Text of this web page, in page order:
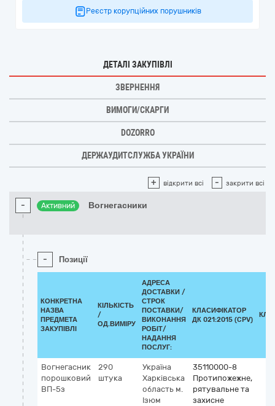
Реєстр корупційних порушників
ДЕТАЛІ ЗАКУПІВЛІ
ЗВЕРНЕННЯ
ВИМОГИ/СКАРГИ
DOZORRO
ДЕРЖАУДИТСЛУЖБА УКРАЇНИ
+ відкрити всі - закрити всі
- Активний Вогнегасники
- Позиції
КОНКРЕТНА
НАЗВА
ПРЕДМЕТА
ЗАКУПІВЛІ
КІЛЬКІСТЬ
/
ОД.ВИМІРУ
АДРЕСА
ДОСТАВКИ /
СТРОК
ПОСТАВКИ/
ВИКОНАННЯ
РОБІТ/
НАДАННЯ
ПОСЛУГ:
КЛАСИФІКАТОР
ДК 021:2015 (CPV)
Вогнегасник
порошковий
ВП-5з
290
штука
Україна
Харківська
область м.
Ізюм
35110000-8
Протипожежне,
рятувальне та
захисне